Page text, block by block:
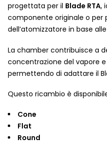
progettata per il Blade RTA,
componente originale o per
dell’atomizzatore in base
La chamber contribuisce a
concentrazione del vapore
permettendo di adattare il
Questo ricambio è
Cone
Flat
Round